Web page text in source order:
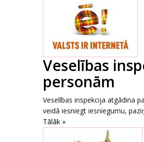
Veselības
personām
Veselības inspekcija atgādina
veidā iesniegt iesniegumu,
Tālāk »